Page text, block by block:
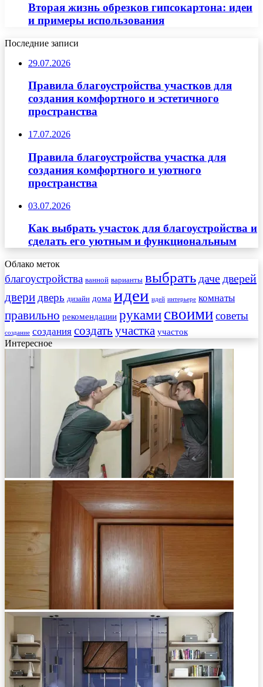
Вторая жизнь обрезков гипсокартона: идеи
и примеры использования
Последние записи
29.07.2026
Правила благоустройства участков для
создания комфортного и эстетичного
пространства
17.07.2026
Правила благоустройства участка для
создания комфортного и уютного
пространства
03.07.2026
Как выбрать участок для благоустройства и
сделать его уютным и функциональным
Облако меток
благоустройства ванной варианты выбрать даче дверей
двери дверь дизайн дома идеи идей интерьере комнаты
правильно рекомендации руками своимисоветы
создание создания создать участка участок
Интересное